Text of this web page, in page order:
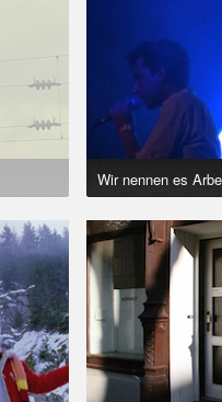
Wir nennen es